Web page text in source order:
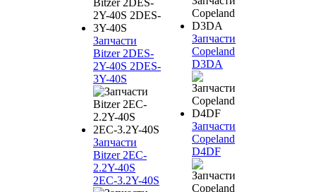
Запчасти
Bitzer 2DES-
2Y-40S 2DES-
3Y-40S
Запчасти
Bitzer 2EC-
2.2Y-40S
2EC-3.2Y-40S
Запчасти
Copeland
D3DA
Запчасти
Copeland
D4DF